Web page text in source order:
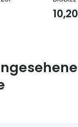
10,20